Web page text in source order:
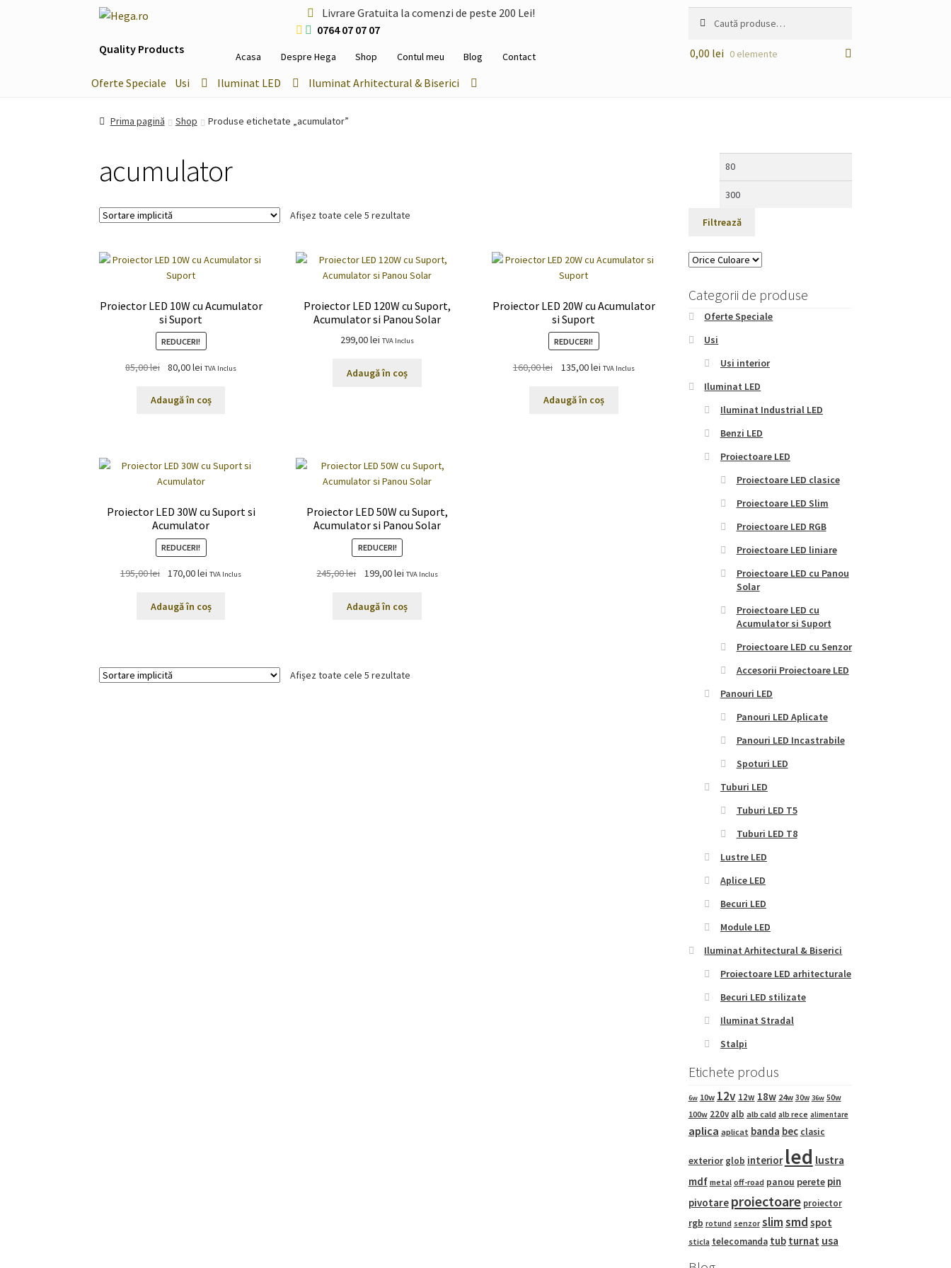
Sari
navigare
Sari
conținut
Livrare Gratuita la comenzi de peste 200 Lei!
după:
Quality Products
0764 07 07 07
Acasa Despre Hega Shop Contul meu Blog Contact 0,00 lei 0 elemente
Oferte Speciale Usi Iluminat LED Iluminat Arhitectural & Biserici
Prima pagină Shop Produse etichetate „acumulator”
acumulator
Afișez toate cele 5 rezultate
Proiector LED 10W cu Acumulator
si Suport
REDUCERI!
85,00lei
Prețul
a
80,00lei Prețul
este:
TVA Inclus
Adaugă în coș
Proiector LED 120W cu Suport,
Acumulator si Panou Solar
299,00lei TVA Inclus
Adaugă în coș
Proiector LED 20W cu Acumulator
si Suport
REDUCERI!
160,00lei
Prețul
a
135,00leiPrețul
este:
TVA Inclus
Adaugă în coș
Proiector LED 30W cu Suport si
Acumulator
REDUCERI!
195,00lei
Prețul
a
170,00lei Prețul
este:
TVA Inclus
Adaugă în coș
Proiector LED 50W cu Suport,
Acumulator si Panou Solar
REDUCERI!
245,00lei
Prețul
a
199,00lei Prețul
este:
TVA Inclus
Adaugă în coș
Afișez toate cele 5 rezultate
Preț
Filtrează
Categorii de produse
Oferte Speciale
Usi
Usi interior
Iluminat LED
Iluminat Industrial LED
Benzi LED
Proiectoare LED
Proiectoare LED clasice
Proiectoare LED Slim
Proiectoare LED RGB
Proiectoare LED liniare
Proiectoare LED cu Panou
Solar
Proiectoare LED cu
Acumulator si Suport
Proiectoare LED cu Senzor
Accesorii Proiectoare LED
Panouri LED
Panouri LED Aplicate
Panouri LED Incastrabile
Spoturi LED
Tuburi LED
Tuburi LED T5
Tuburi LED T8
Lustre LED
Aplice LED
Becuri LED
Module LED
Iluminat Arhitectural & Biserici
Proiectoare LED arhitecturale
Becuri LED stilizate
Iluminat Stradal
Stalpi
Etichete produs
6w 10w 12v 12w 18w 24w 30w 36w 50w
100w 220v alb alb cald alb rece alimentare
aplica aplicat banda bec clasic
exterior glob interior led lustra
mdf metal off-road panou perete pin
pivotare proiectoare proiector
rgb rotund senzor slimsmd spot
sticla telecomanda tub turnat usa